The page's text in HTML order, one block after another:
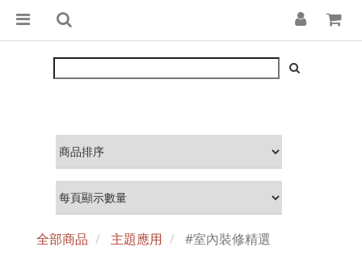
全部商品 主題應用 #室內裝修精選